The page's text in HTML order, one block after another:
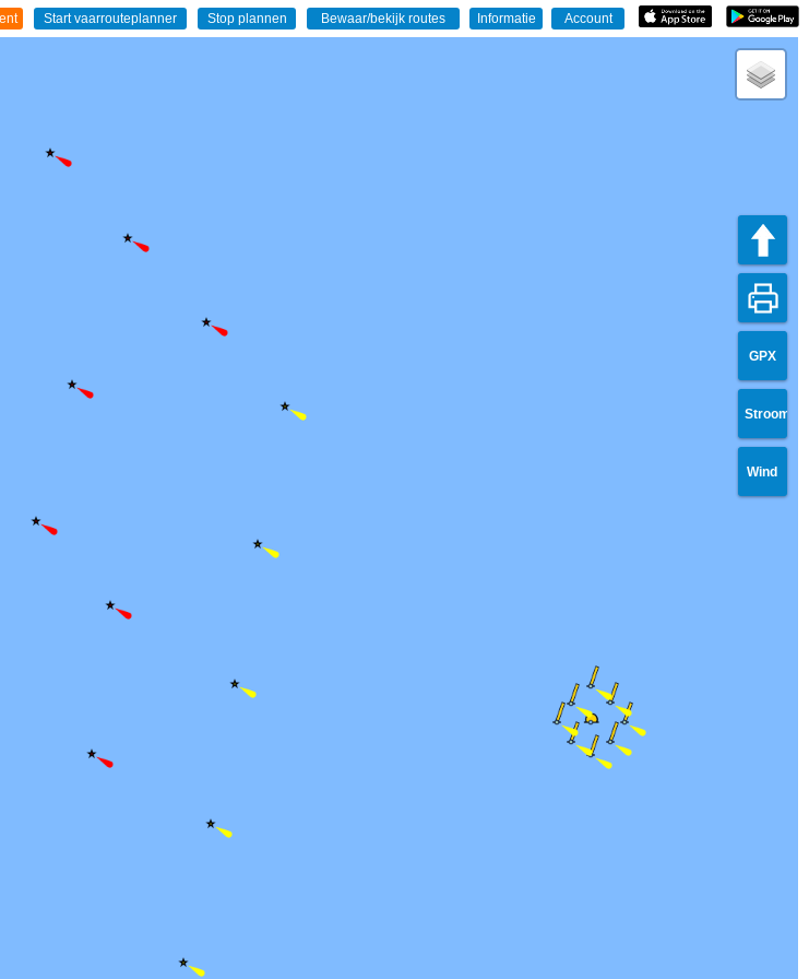
GPX
Stroom
Wind